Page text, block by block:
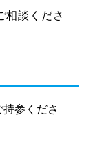
相談くださ
参くださ